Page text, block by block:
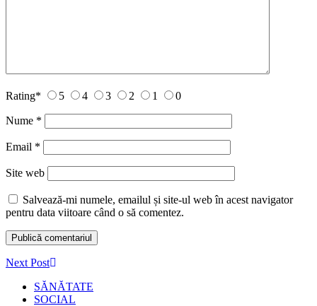
Rating* 5 4 3 2 1 0
Nume *
Email *
Site web
Salvează-mi numele, emailul și site-ul web în acest navigator
pentru data viitoare când o să comentez.
Next Post
SĂNĂTATE
SOCIAL